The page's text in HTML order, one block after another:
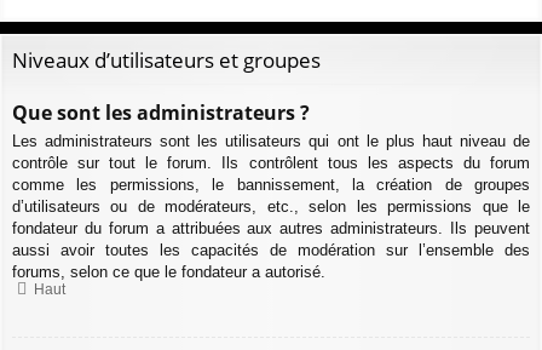
Niveaux d’utilisateurs et groupes
Que sont les administrateurs ?
Les administrateurs sont les utilisateurs qui ont le plus haut niveau de
contrôle sur tout le forum. Ils contrôlent tous les aspects du forum
comme les permissions, le bannissement, la création de groupes
d’utilisateurs ou de modérateurs, etc., selon les permissions que le
fondateur du forum a attribuées aux autres administrateurs. Ils peuvent
aussi avoir toutes les capacités de modération sur l’ensemble des
forums, selon ce que le fondateur a autorisé.
Haut